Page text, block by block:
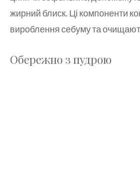
жирний блиск. Ці компоненти
вироблення себуму та
Обережно з пудрою